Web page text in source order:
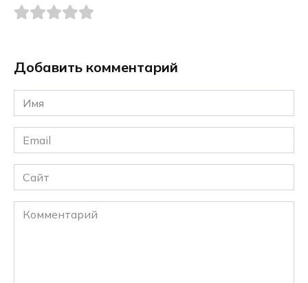
Добавить комментарий
Имя
*
Email
*
Сайт
Комментарий